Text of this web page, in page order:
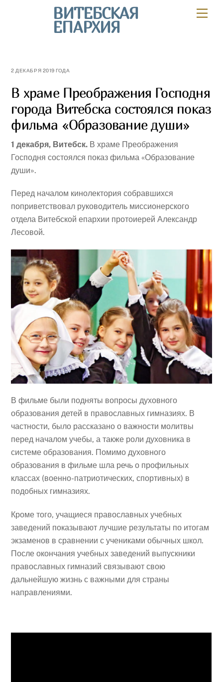
ВИТЕБСКАЯ
ЕПАРХИЯ
2 ДЕКАБРЯ 2019 ГОДА
В храме Преображения Господня
города Витебска состоялся показ
фильма «Образование души»
1 декабря, Витебск. В храме Преображения
Господня состоялся показ фильма «Образование
души».
Перед началом кинолектория собравшихся
поприветствовал руководитель миссионерского
отдела Витебской епархии протоиерей Александр
Лесовой.
В фильме были подняты вопросы духовного
образования детей в православных гимназиях. В
частности, было рассказано о важности молитвы
перед началом учебы, а также роли духовника в
системе образования. Помимо духовного
образования в фильме шла речь о профильных
классах (военно-патриотических, спортивных) в
подобных гимназиях.
Кроме того, учащиеся православных учебных
заведений показывают лучшие результаты по итогам
экзаменов в сравнении с учениками обычных школ.
После окончания учебных заведений выпускники
православных гимназий связывают свою
дальнейшую жизнь с важными для страны
направлениями.